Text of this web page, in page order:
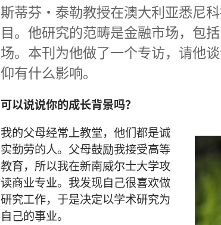
斯蒂芬·泰勒教授在澳大利亚悉尼
目。他研究的范畴是金融市场，包
场。本刊为他做了一个专访，请他
仰有什么影响。
可以说说你的成长背景吗？
我的父母经常上教堂，他们都是诚
实勤劳的人。父母鼓励我接受高等
教育，所以我在新南威尔士大学攻
读商业专业。我发现自己很喜欢做
研究工作，于是决定以学术研究为
自己的事业。